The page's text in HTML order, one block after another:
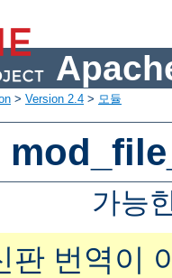
> Version 2.4 > 모듈
가능
판 번역이